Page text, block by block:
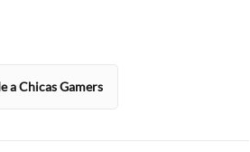
a Chicas Gamers